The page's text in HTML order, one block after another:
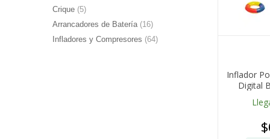
Crique (5)
Arrancadores de Batería (16)
Infladores y Compresores (64)
Inflador
Digital